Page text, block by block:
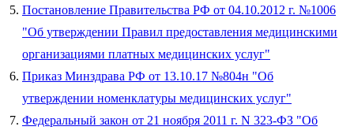
Постановление Правительства РФ от 04.10.2012 г. №1006
"Об утверждении Правил предоставления медицинскими
организациями платных медицинских услуг"
Приказ Минздрава РФ от 13.10.17 №804н "Об
утверждении номенклатуры медицинских услуг"
Федеральный закон от 21 ноября 2011 г. N 323-ФЗ "Об